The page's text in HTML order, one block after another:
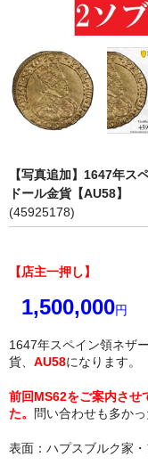
【写真追加】1647年ス
ドール金貨【AU58】
(45925178)
【店主一押し】
1,500,000円
1647年スペイン領ネザ
貨、 AU58になります。
前回MS62をご案内させ
た。
問い合わせも多か
表面：ハプスブルク家